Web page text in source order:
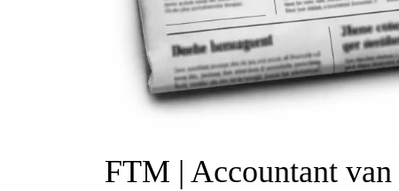
FTM | Accountant